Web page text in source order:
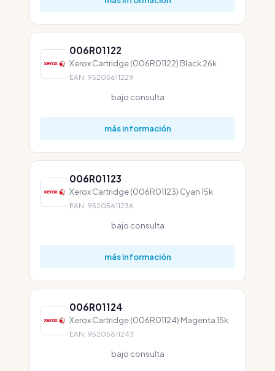
006R01122
Xerox Cartridge (006R01122) Black 26k
EAN: 95205611229
bajo consulta
más información
006R01123
Xerox Cartridge (006R01123) Cyan 15k
EAN: 95205611236
bajo consulta
más información
006R01124
Xerox Cartridge (006R01124) Magenta 15k
EAN: 95205611243
bajo consulta